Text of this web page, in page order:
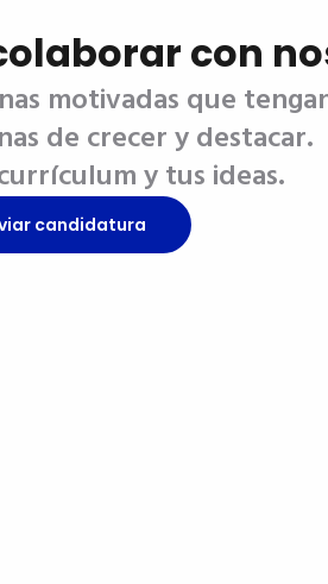
con
motivadas que
de crecer y destacar.
y tus ideas.
candidatura